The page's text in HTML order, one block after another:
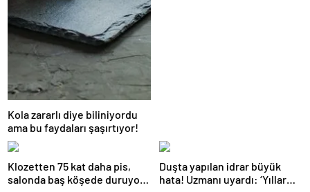
Kola zararlı diye biliniyordu
ama bu faydaları şaşırtıyor!
Klozetten 75 kat daha pis,
salonda baş köşede duruyor!
Duşta yapılan idrar büyük
hata! Uzmanı uyardı: ‘Yıllar